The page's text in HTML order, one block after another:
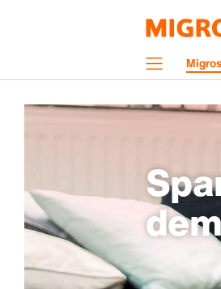
Menü